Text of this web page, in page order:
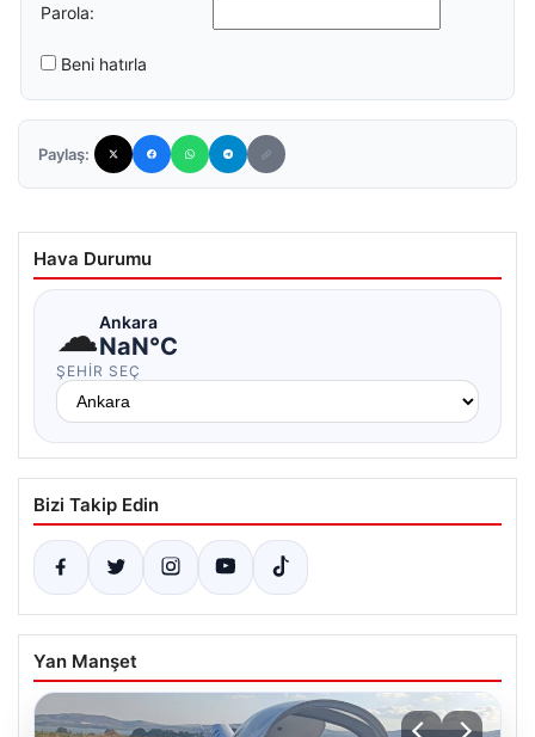
Parola:
Beni hatırla
Paylaş:
Hava Durumu
☁Ankara
NaN°C
ŞEHIR SEÇ
Bizi Takip Edin
Yan Manşet